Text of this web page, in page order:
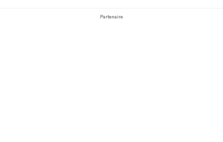
Partenaire